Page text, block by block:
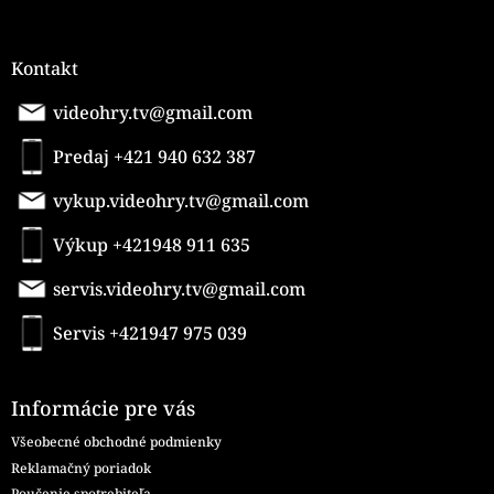
Kontakt
videohry.tv@gmail.com
Predaj +421 940 632 387
vykup.videohry.tv@gmail.com
Výkup +421948 911 635
servis.videohry.tv@gmail.com
Servis +421947 975 039
Informácie pre vás
Všeobecné obchodné podmienky
Reklamačný poriadok